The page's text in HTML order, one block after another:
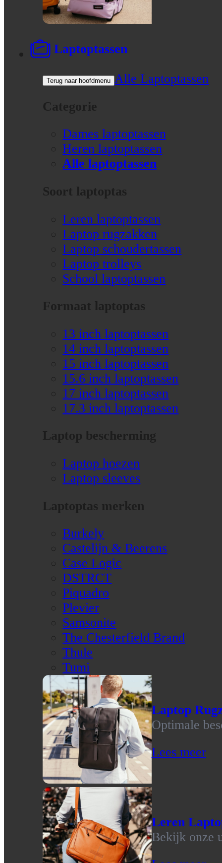
Laptoptassen
Terug naar hoofdmenu Alle Laptoptassen
Categorie
Dames laptoptassen
Heren laptoptassen
Alle laptoptassen
Soort laptoptas
Leren laptoptassen
Laptop rugzakken
Laptop schoudertassen
Laptop trolleys
School laptoptassen
Formaat laptoptas
13 inch laptoptassen
14 inch laptoptassen
15 inch laptoptassen
15.6 inch laptoptassen
17 inch laptoptassen
17.3 inch laptoptassen
Laptop bescherming
Laptop hoezen
Laptop sleeves
Laptoptas merken
Burkely
Castelijn & Beerens
Case Logic
DSTRCT
Piquadro
Plevier
Samsonite
The Chesterfield Brand
Thule
Tumi
Laptop
Optimale
Lees meer
Leren
Bekijk onze